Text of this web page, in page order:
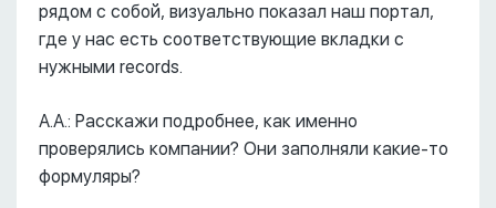
рядом с собой, визуально показал наш портал,
где у нас есть соответствующие вкладки с
нужными records.
А.А.: Расскажи подробнее, как именно
проверялись компании? Они заполняли какие-то
формуляры?